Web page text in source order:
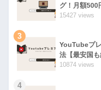
グ！月額500
15427 views
3
YouTubeプ
法【最安国も
10874 views
4